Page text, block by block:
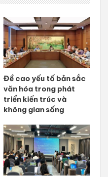
Đề cao yếu tố bản sắc
văn hóa trong phát
triển kiến trúc và
không gian sống